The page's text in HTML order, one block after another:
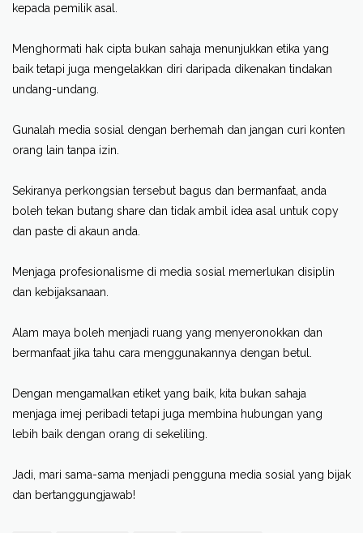
kepada pemilik asal.
Menghormati hak cipta bukan sahaja menunjukkan etika yang
baik tetapi juga mengelakkan diri daripada dikenakan tindakan
undang-undang.
Gunalah media sosial dengan berhemah dan jangan curi konten
orang lain tanpa izin.
Sekiranya perkongsian tersebut bagus dan bermanfaat, anda
boleh tekan butang share dan tidak ambil idea asal untuk copy
dan paste di akaun anda.
Menjaga profesionalisme di media sosial memerlukan disiplin
dan kebijaksanaan.
Alam maya boleh menjadi ruang yang menyeronokkan dan
bermanfaat jika tahu cara menggunakannya dengan betul.
Dengan mengamalkan etiket yang baik, kita bukan sahaja
menjaga imej peribadi tetapi juga membina hubungan yang
lebih baik dengan orang di sekeliling.
Jadi, mari sama-sama menjadi pengguna media sosial yang bijak
dan bertanggungjawab!